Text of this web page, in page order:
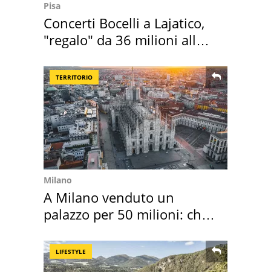
Pisa
Concerti Bocelli a Lajatico,
"regalo" da 36 milioni alla
TERRITORIO
Milano
A Milano venduto un
palazzo per 50 milioni: chi
LIFESTYLE